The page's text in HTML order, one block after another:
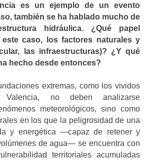
es un ejemplo de un evento
también se ha hablado mucho de
hidráulica. ¿Qué papel
este caso, los factores naturales y
las infraestructuras)? ¿Y qué
hecho desde entonces?
extremas, como los vividos
Valencia, no deben analizarse
meteorológicos, sino como
en los que la peligrosidad de una
y energética —capaz de retener y
de agua— se encuentra con
territoriales acumuladas